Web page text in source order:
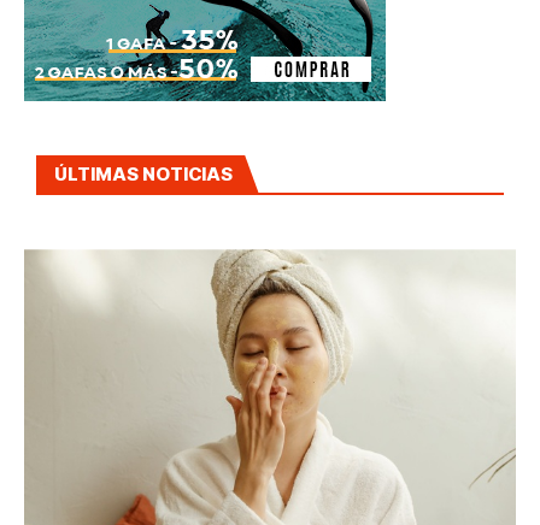
ÚLTIMAS NOTICIAS